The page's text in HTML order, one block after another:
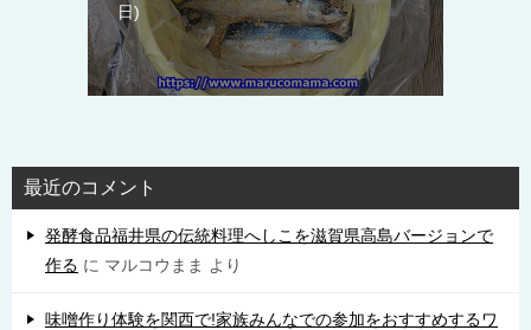
日
最近のコメント
発酵食品福井県の伝統料理へしこを滋賀県高島バージョンで
作る に マルコウまま より
味噌作り体験を関西で!家族みんなでの参加をおすすめするワ